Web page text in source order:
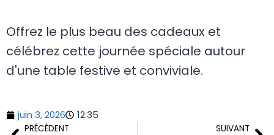
Offrez le plus beau des cadeaux et
célébrez cette journée spéciale autour
d'une table festive et conviviale.
juin 3, 2026 12:35
PRÉCÉDENT SUIVANT